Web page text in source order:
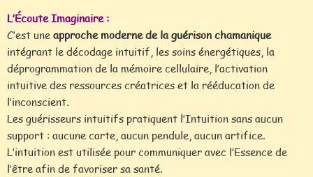
L’Écoute Imaginaire :
C’est uneapproche moderne de la guérison chamanique
intégrant le décodage intuitif, les soins énergétiques, la
déprogrammation de la mémoire cellulaire, l’activation
intuitive des ressources créatrices et la rééducation de
l’inconscient.
Les guérisseurs intuitifs pratiquent l’Intuition sans aucun
support : aucune carte, aucun pendule, aucun artifice.
L’intuition est utilisée pour communiquer avec l’Essence de
l’être afin de favoriser sa santé.